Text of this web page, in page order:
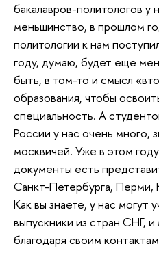
бакалавров-политологов у
меньшинство, в прошлом
политологии к нам
году, думаю, будет еще
быть, в том-то и смысл
образования, чтобы
специальность. А
России у нас очень много,
москвичей. Уже в этом
документы есть
Санкт-Петербурга, Перми,
Как вы знаете, у нас могут
выпускники из стран СНГ,
благодаря своим